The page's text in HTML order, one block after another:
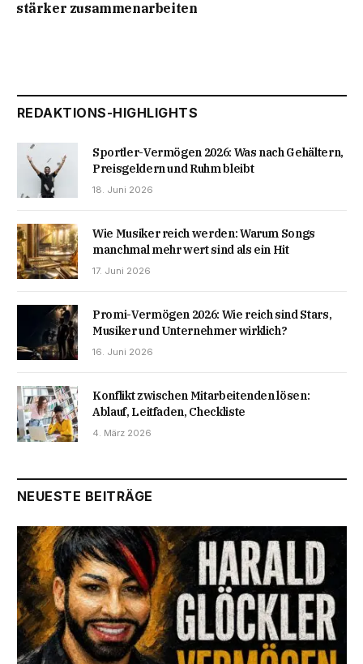
stärker zusammenarbeiten
REDAKTIONS-HIGHLIGHTS
Sportler-Vermögen 2026: Was nach Gehältern,
Preisgeldern und Ruhm bleibt
18. Juni 2026
Wie Musiker reich werden: Warum Songs
manchmal mehr wert sind als ein Hit
17. Juni 2026
Promi-Vermögen 2026: Wie reich sind Stars,
Musiker und Unternehmer wirklich?
16. Juni 2026
Konflikt zwischen Mitarbeitenden lösen:
Ablauf, Leitfaden, Checkliste
4. März 2026
NEUESTE BEITRÄGE